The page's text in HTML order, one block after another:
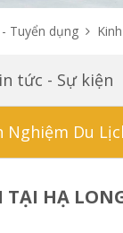
Tuyển dụng
tức - Sự kiện
Nghiệm Du
TẠI HẠ